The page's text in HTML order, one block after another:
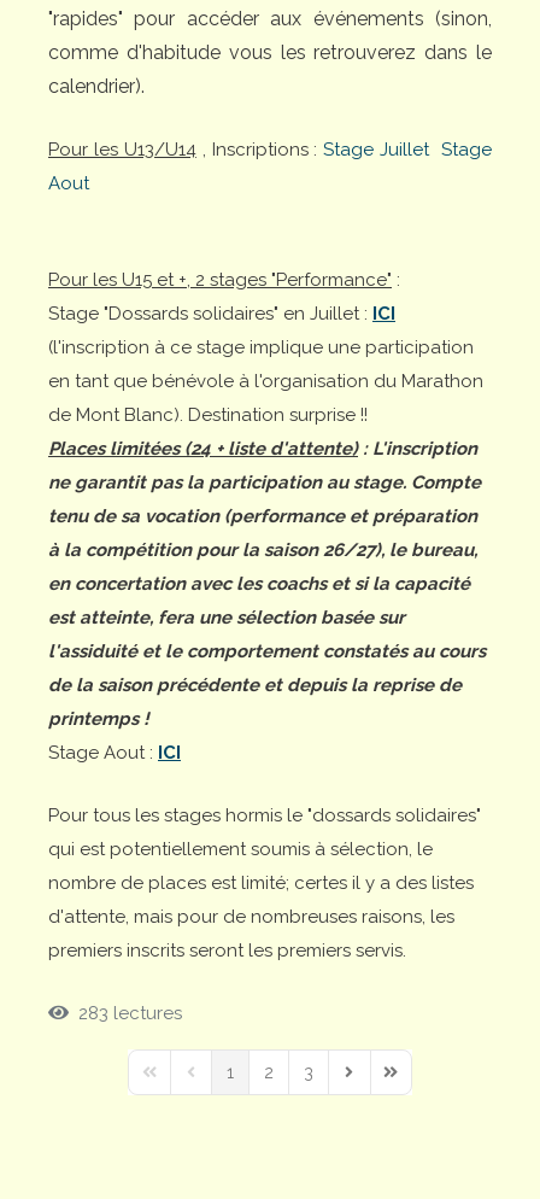
"rapides" pour accéder aux événements (sinon,
comme d'habitude vous les retrouverez dans le
calendrier).
Pour les U13/U14, Inscriptions :Stage Juillet Stage
Aout
Pour les U15 et +, 2 stages "Performance" :
Stage "Dossards solidaires" en Juillet : ICI
(l'inscription à ce stage implique une participation
en tant que bénévole à l'organisation du Marathon
de Mont Blanc). Destination surprise !!
Places limitées (24 + liste d'attente): L'inscription
ne garantit pas la participation au stage. Compte
tenu de sa vocation (performance et préparation
à la compétition pour la saison 26/27), le bureau,
en concertation avec les coachs et si la capacité
est atteinte, fera une sélection basée sur
l'assiduité et le comportement constatés au cours
de la saison précédente et depuis la reprise de
printemps !
Stage Aout : ICI
Pour tous les stages hormis le "dossards solidaires"
qui est potentiellement soumis à sélection, le
nombre de places est limité; certes il y a des listes
d'attente, mais pour de nombreuses raisons, les
premiers inscrits seront les premiers servis.
283 lectures
First PagePrevious Page
1 2 3
Next PageLast Page